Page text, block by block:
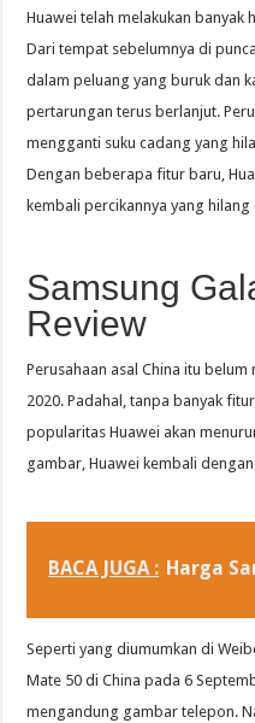
Huawei telah melakukan
Dari tempat sebelumnya di
dalam peluang yang buruk dan
pertarungan terus berlanjut.
mengganti suku cadang yang
Dengan beberapa fitur baru,
kembali percikannya yang
Samsung
Review
Perusahaan asal China itu
2020. Padahal, tanpa banyak
popularitas Huawei akan
gambar, Huawei kembali
BACA JUGA : Harga
Seperti yang diumumkan di
Mate 50 di China pada 6
mengandung gambar telepon.